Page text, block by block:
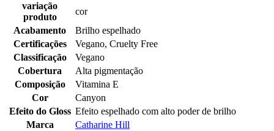
variação
produto
cor
Acabamento
Brilho espelhado
Certificações
Vegano, Cruelty Free
Classificação
Vegano
Cobertura
Alta pigmentação
Composição
Vitamina E
Cor
Canyon
Efeito do Gloss Efeito espelhado com alto poder de brilho
Marca
Catharine Hill